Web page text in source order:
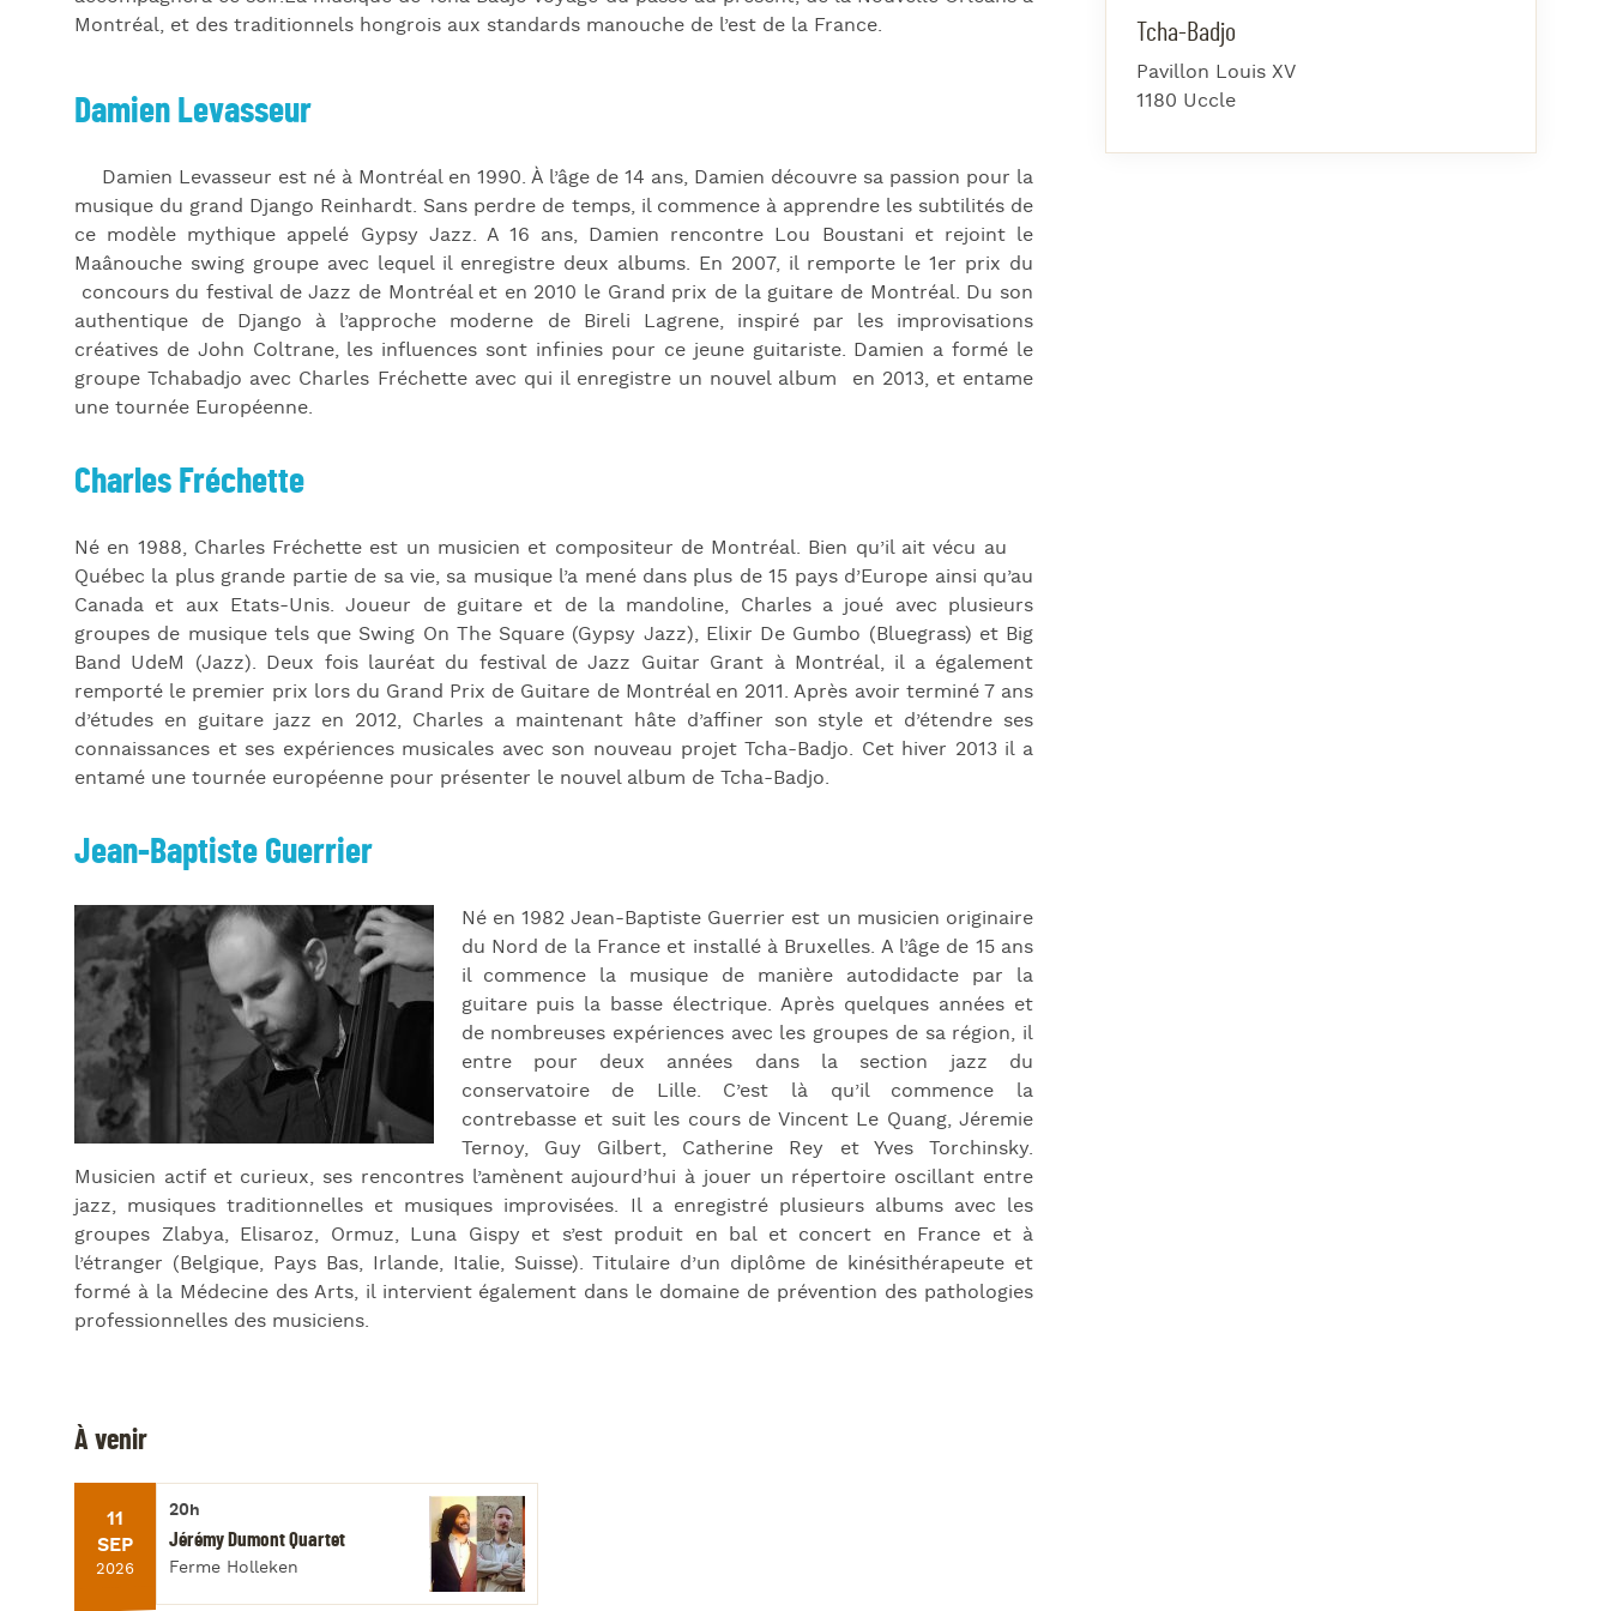
Les Midis-Jazz
Jazz au Pavillon
Montréal, et des traditionnels hongrois aux standards manouche de l’est de la France.
Damien Levasseur
Damien Levasseur est né à Montréal en 1990. À l’âge de 14 ans, Damien découvre sa passion pour la
musique du grand Django Reinhardt. Sans perdre de temps, il commence à apprendre les subtilités de
ce modèle mythique appelé Gypsy Jazz. A 16 ans, Damien rencontre Lou Boustani et rejoint le
Maânouche swing groupe avec lequel il enregistre deux albums. En 2007, il remporte le 1er prix du
concours du festival de Jazz de Montréal et en 2010 le Grand prix de la guitare de Montréal. Du son
authentique de Django à l’approche moderne de Bireli Lagrene, inspiré par les improvisations
créatives de John Coltrane, les influences sont infinies pour ce jeune guitariste. Damien a formé le
groupe Tchabadjo avec Charles Fréchette avec qui il enregistre un nouvel album en 2013, et entame
une tournée Européenne.
Charles Fréchette
Né en 1988, Charles Fréchette est un musicien et compositeur de Montréal. Bien qu’il ait vécu au
Québec la plus grande partie de sa vie, sa musique l’a mené dans plus de 15 pays d’Europe ainsi qu’au
Canada et aux Etats-Unis. Joueur de guitare et de la mandoline, Charles a joué avec plusieurs
groupes de musique tels que Swing On The Square (Gypsy Jazz), Elixir De Gumbo (Bluegrass) et Big
Band UdeM (Jazz). Deux fois lauréat du festival de Jazz Guitar Grant à Montréal, il a également
remporté le premier prix lors du Grand Prix de Guitare de Montréal en 2011. Après avoir terminé 7 ans
d’études en guitare jazz en 2012, Charles a maintenant hâte d’affiner son style et d’étendre ses
connaissances et ses expériences musicales avec son nouveau projet Tcha-Badjo. Cet hiver 2013 il a
entamé une tournée européenne pour présenter le nouvel album de Tcha-Badjo.
Jean-Baptiste Guerrier
Né en 1982 Jean-Baptiste Guerrier est un musicien originaire
du Nord de la France et installé à Bruxelles. A l’âge de 15 ans
il commence la musique de manière autodidacte par la
guitare puis la basse électrique. Après quelques années et
de nombreuses expériences avec les groupes de sa région, il
entre pour deux années dans la section jazz du
conservatoire de Lille. C’est là qu’il commence la
contrebasse et suit les cours de Vincent Le Quang, Jéremie
Ternoy, Guy Gilbert, Catherine Rey et Yves Torchinsky.
Musicien actif et curieux, ses rencontres l’amènent aujourd’hui à jouer un répertoire oscillant entre
jazz, musiques traditionnelles et musiques improvisées. Il a enregistré plusieurs albums avec les
groupes Zlabya, Elisaroz, Ormuz, Luna Gispy et s’est produit en bal et concert en France et à
l’étranger (Belgique, Pays Bas, Irlande, Italie, Suisse). Titulaire d’un diplôme de kinésithérapeute et
formé à la Médecine des Arts, il intervient également dans le domaine de prévention des pathologies
professionnelles des musiciens.
Tcha-Badjo
Pavillon Louis XV
1180 Uccle
À venir
11
SEP
2026
20h
Jérémy Dumont Quartet
Ferme Holleken